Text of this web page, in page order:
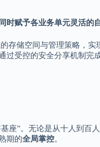
赋予各业务单元灵活的
存储空间与管理策略，实
受控的安全分享机制完
座”。无论是从十人到百
期的全局掌控。